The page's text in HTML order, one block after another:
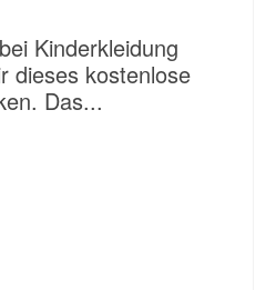
Kinderkleidung
dieses kostenlose
Das...